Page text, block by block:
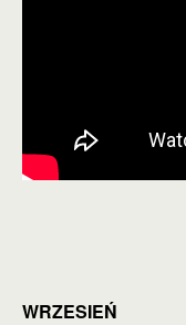
WRZESIEŃ